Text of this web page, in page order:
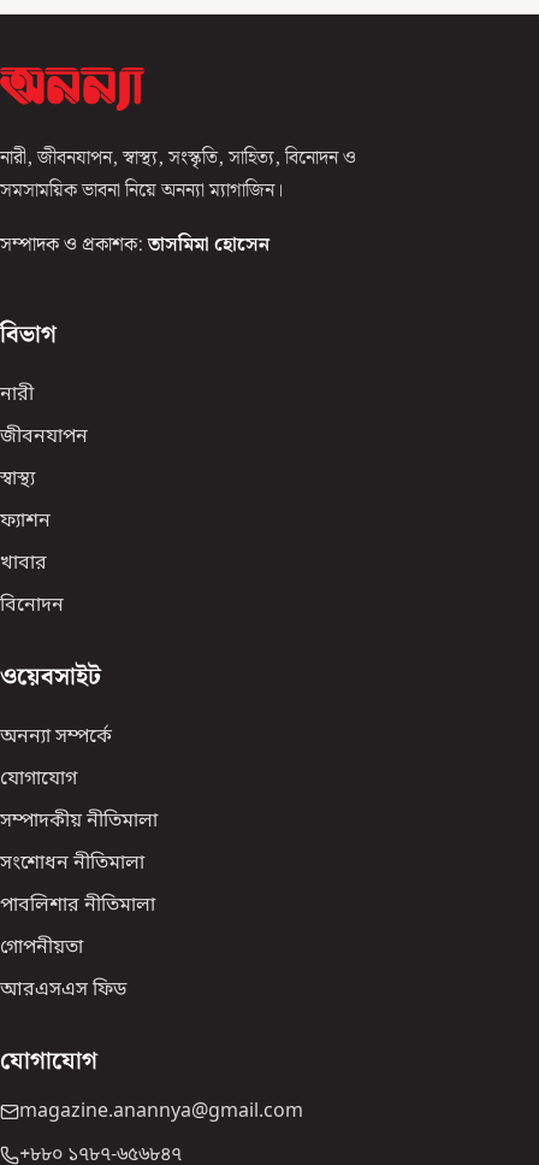
নারী, জীবনযাপন, স্বাস্থ্য, সংস্কৃতি, সাহিত্য, বিনোদন ও
সমসাময়িক ভাবনা নিয়ে অনন্যা ম্যাগাজিন।
সম্পাদক ও প্রকাশক: তাসমিমা হোসেন
বিভাগ
নারী
জীবনযাপন
স্বাস্থ্য
ফ্যাশন
খাবার
বিনোদন
ওয়েবসাইট
অনন্যা সম্পর্কে
যোগাযোগ
সম্পাদকীয় নীতিমালা
সংশোধন নীতিমালা
পাবলিশার নীতিমালা
গোপনীয়তা
আরএসএস ফিড
যোগাযোগ
magazine.anannya@gmail.com
+৮৮০ ১৭৮৭-৬৫৬৮৪৭